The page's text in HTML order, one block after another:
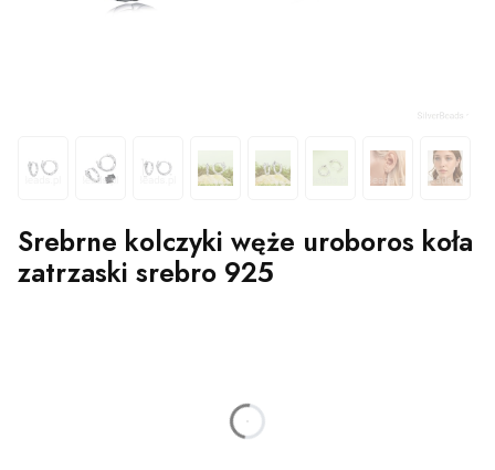
Srebrne kolczyki węże uroboros koła
zatrzaski srebro 925
godzin